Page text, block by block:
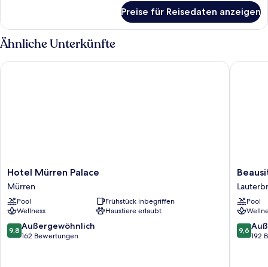
Preise für Reisedaten anzeigen
Ähnliche Unterkünfte
Hotel
Mürren
Palace
Mürren
Hotel Mürren Palace
Mürren
Pool
Frühstück inbegriffen
Wellness
Haustiere erlaubt
9.8
von
9,8 Außergewöhnlich
162 Bewertungen
Hotel Mürren Palace
Beausite
Park
Hotel
&
Spa
Pool
9.6
von
9,6
192